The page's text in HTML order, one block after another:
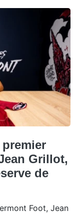
Grillot,
de
Foot, Jean